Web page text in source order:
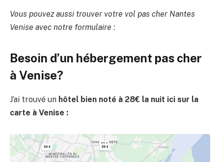
Vous pouvez aussi trouver votre vol pas cher Nantes
Venise avec notre formulaire :
Besoin d’un hébergement pas cher
à Venise?
J’ai trouvé un hôtel bien noté à 28€ la nuit ici sur la
carte à Venise :